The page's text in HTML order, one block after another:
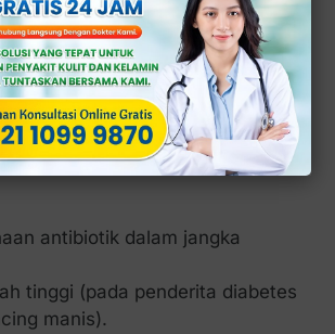
Infeksi
yang dapat memicu
jamur berlebih di vagina, antara
antibiotik dalam jangka
tinggi (pada penderita diabetes
manis).